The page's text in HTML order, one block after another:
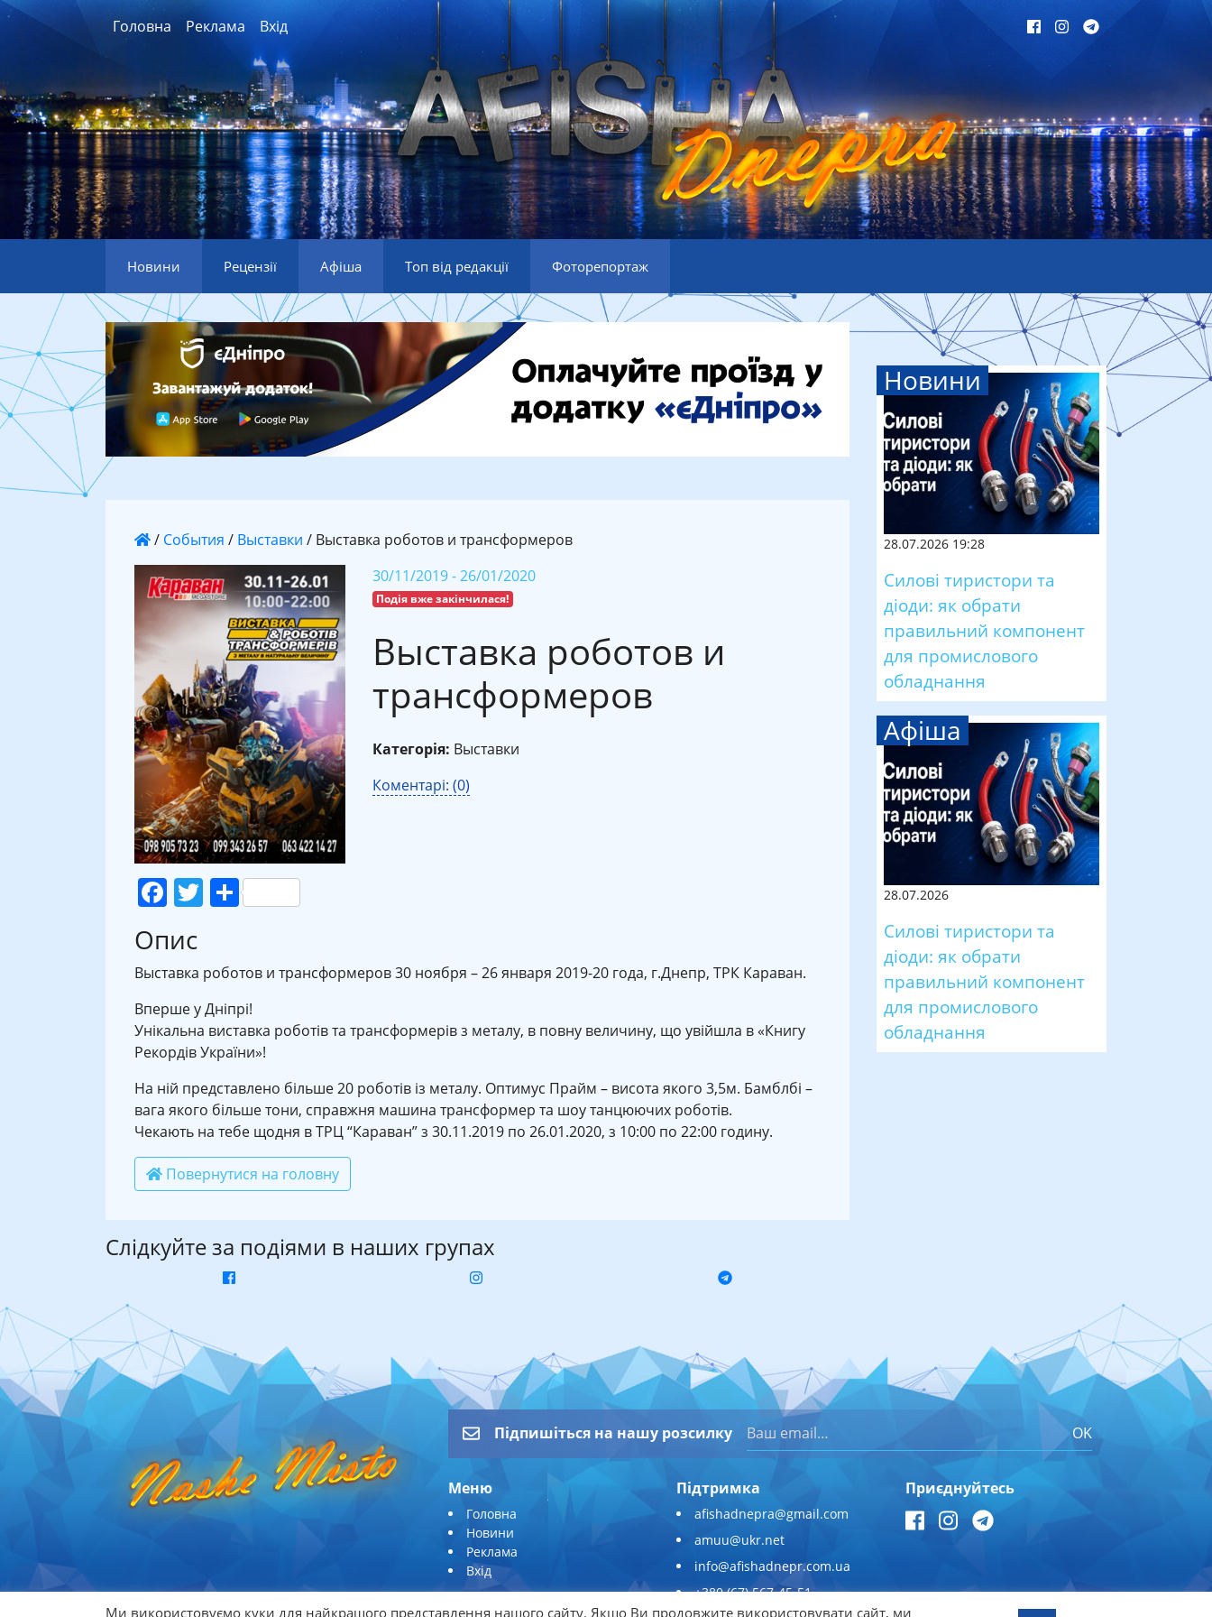
Головна Реклама Вхід
Новини Рецензії Афіша Топ від редакції Фоторепортаж
/ События / Выставки / Выставка роботов и трансформеров
Facebook
Twitter
Поділитися
30/11/2019 - 26/01/2020
Подія вже закінчилася!
Выставка роботов и
трансформеров
Категорія: Выставки
Коментарі: (0)
Опис
Выставка роботов и трансформеров 30 ноября – 26 января 2019-20 года, г.Днепр, ТРК Караван.
Вперше у Дніпрі!
Унікальна виставка роботів та трансформерів з металу, в повну величину, що увійшла в «Книгу
Рекордів України»!
На ній представлено більше 20 роботів із металу. Оптимус Прайм – висота якого 3,5м. Бамблбі –
вага якого більше тони, справжня машина трансформер та шоу танцюючих роботів.
Чекають на тебе щодня в ТРЦ “Караван” з 30.11.2019 по 26.01.2020, з 10:00 по 22:00 годину.
Повернутися на головну
Слідкуйте за подіями в наших групах
Новини
28.07.2026 19:28
Силові тиристори та
діоди: як обрати
правильний компонент
для промислового
обладнання
Афіша
28.07.2026
Силові тиристори та
діоди: як обрати
правильний компонент
для промислового
обладнання
Підпишіться на нашу розсилку OK
Меню
Головна
Новини
Реклама
Вхід
Підтримка
afishadnepra@gmail.com
amuu@ukr.net
info@afishadnepr.com.ua
+380 (67) 567-45-51
Приєднуйтесь
Ми використовуємо куки для найкращого представлення нашого сайту. Якщо Ви продовжите використовувати сайт, ми